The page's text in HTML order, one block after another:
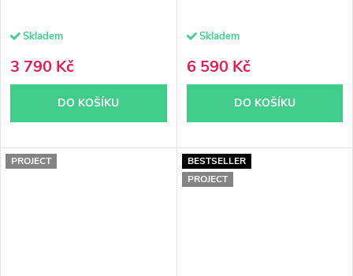
Skladem
3 790 Kč
DO KOŠÍKU
Skladem
6 590 Kč
DO KOŠÍKU
PROJECT
BESTSELLER
PROJECT